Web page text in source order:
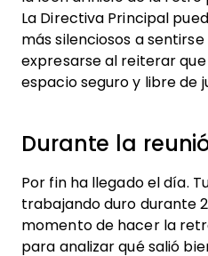
La Directiva Principal
más silenciosos a
expresarse al reiterar
espacio seguro y libre de
Durante la
Por fin ha llegado el día.
trabajando duro durante
momento de hacer la
para analizar qué salió